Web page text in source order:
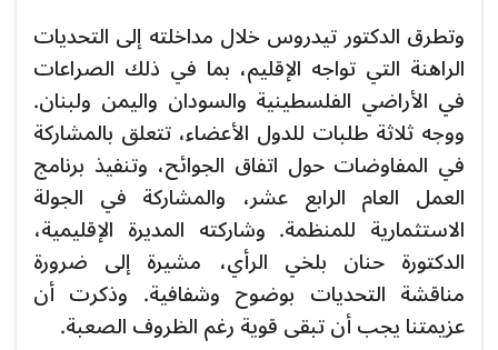
وتطرق الدكتور تيدروس خلال مداخلته إلى التحديات
الراهنة التي تواجه الإقليم، بما في ذلك الصراعات
في الأراضي الفلسطينية والسودان واليمن ولبنان.
ووجه ثلاثة طلبات للدول الأعضاء، تتعلق بالمشاركة
في المفاوضات حول اتفاق الجوائح، وتنفيذ برنامج
العمل العام الرابع عشر، والمشاركة في الجولة
الاستثمارية للمنظمة. وشاركته المديرة الإقليمية،
الدكتورة حنان بلخي الرأي، مشيرة إلى ضرورة
مناقشة التحديات بوضوح وشفافية. وذكرت أن
عزيمتنا يجب أن تبقى قوية رغم الظروف الصعبة.